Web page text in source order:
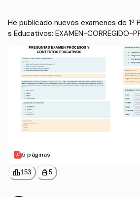
onal y
He publicado nuevos examenes de
s Educativos: EXAMEN-CORREGIDO-
XTOS.pdf
5 páginas
leaderboard153 personal_bag 5